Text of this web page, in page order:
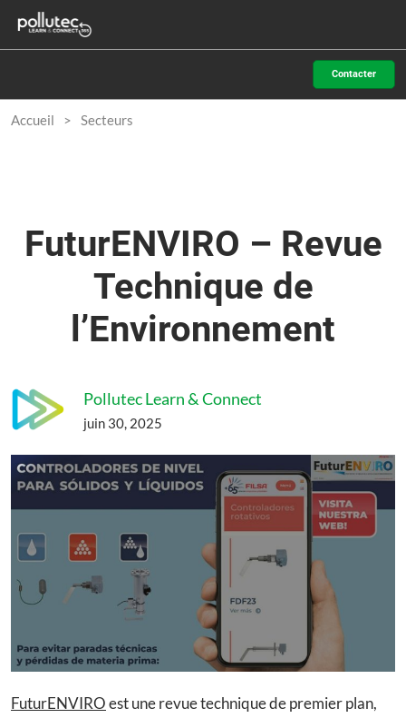
Accéder
au
contenu
Contacter
Accueil Secteurs
FuturENVIRO – Revue
Technique de
l’Environnement
Pollutec Learn & Connect
juin 30, 2025
FuturENVIROest une revue technique de premier plan,